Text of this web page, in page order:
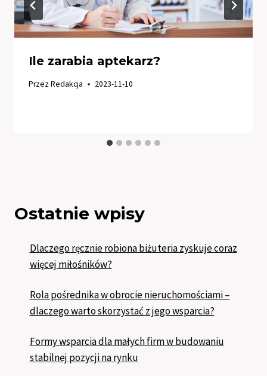
Ile zarabia aptekarz?
PrzezRedakcja 2023-11-10
Ostatnie wpisy
Dlaczego ręcznie robiona biżuteria zyskuje coraz
więcej miłośników?
Rola pośrednika w obrocie nieruchomościami –
dlaczego warto skorzystać z jego wsparcia?
Formy wsparcia dla małych firm w budowaniu
stabilnej pozycji na rynku